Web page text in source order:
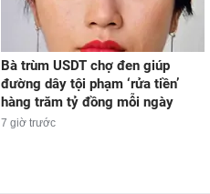
Bà trùm USDT chợ đen giúp
đường dây tội phạm ‘rửa tiền’
hàng trăm tỷ đồng mỗi ngày
7 giờ trước